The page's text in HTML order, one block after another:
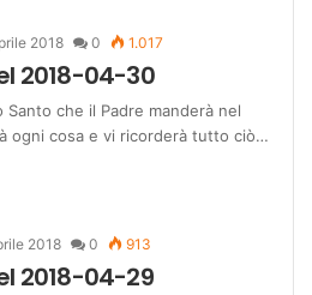
2018 0 1.017
2018-04-30
Santo che il Padre manderà nel
ogni cosa e vi ricorderà tutto ciò…
2018 0 913
2018-04-29